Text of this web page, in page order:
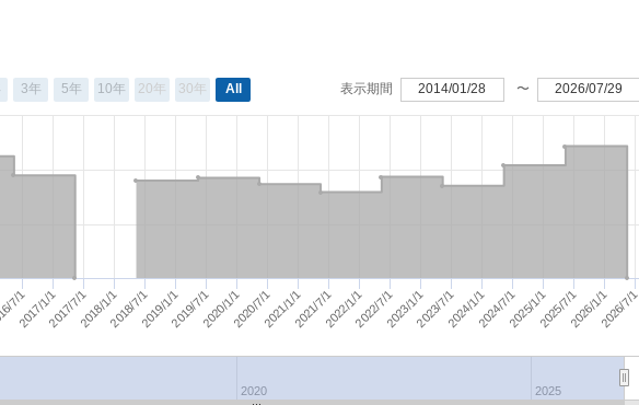
7/1
2017/1/12017/7/12018/1/12018/7/12019/1/12019/7/12020/1/12020/7/12021/1/12021/7/12022/1/12022/7/12023/1/12023/7/12024/1/12024/7/12025/1/12025/7/12026/1/12026/7/1
2020 2025
3年 5年 10年 20年 30年 All 表示期間 2014/01/28 〜 2026/07/29